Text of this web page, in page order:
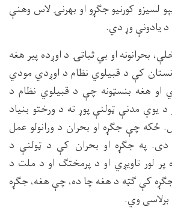
لسيزو كورنيو جګړو او بهرنۍ لاس وهنې
د يادونې وړ دي.
بحرانونه او بي ثباتۍ د اوږده پير هغه
كې د قبيلوي نظام د اوږدي مودي
او هغه بنسټونه چې د قبيلوي نظام د
د يوې مدنې ټولنې پوړ ته د ورختو بنياد
چې جګړه او بحران د ورانولو عمل
دى. په جګړه او بحران كې د ټولنې د
لور تاويږي او د پرمختګ او د ملت د
كې ګټه د هغه چا ده، چې هغه، جګړه
وي.